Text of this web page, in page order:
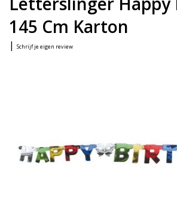
145 Cm Karton
| Schrijf je eigen review